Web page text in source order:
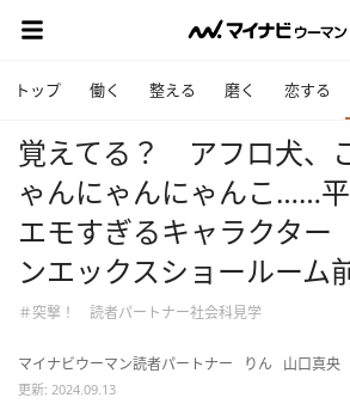
トップ 働く 整える 磨く 恋する
覚えてる？ アフロ犬、
ゃんにゃんにゃんこ……
エモすぎるキャラクタ
ンエックスショールーム
＃突撃！ 読者パートナー社会科見学
マイナビウーマン読者パートナー りん 山口真央
更新: 2024.09.13